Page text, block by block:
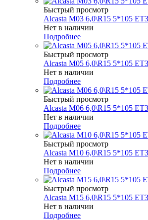
Быстрый просмотр
Alcasta M03 6,0\R15 5*105
Нет в наличии
Подробнее
Быстрый просмотр
Alcasta M05 6,0\R15 5*105
Нет в наличии
Подробнее
Быстрый просмотр
Alcasta M06 6,0\R15 5*105
Нет в наличии
Подробнее
Быстрый просмотр
Alcasta M10 6,0\R15 5*105
Нет в наличии
Подробнее
Быстрый просмотр
Alcasta M15 6,0\R15 5*105
Нет в наличии
Подробнее